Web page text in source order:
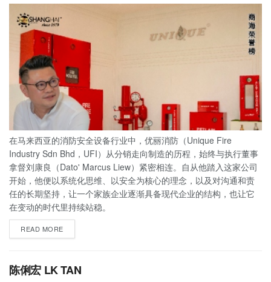
在马来西亚的消防安全设备行业中，优丽消防（Unique Fire
Industry Sdn Bhd，UFI）从分销走向制造的历程，始终与执行董事
拿督刘康良（Dato' Marcus Liew）紧密相连。自从他踏入这家公司
开始，他便以系统化思维、以安全为核心的理念，以及对沟通和责
任的长期坚持，让一个家族企业逐渐具备现代企业的结构，也让它
在变动的时代里持续站稳。
READ MORE
陈俐宏 LK TAN